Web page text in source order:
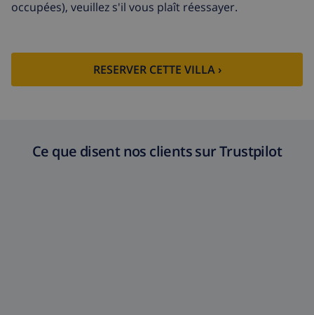
occupées), veuillez s'il vous plaît réessayer.
RESERVER CETTE VILLA ›
Ce que disent nos clients sur Trustpilot